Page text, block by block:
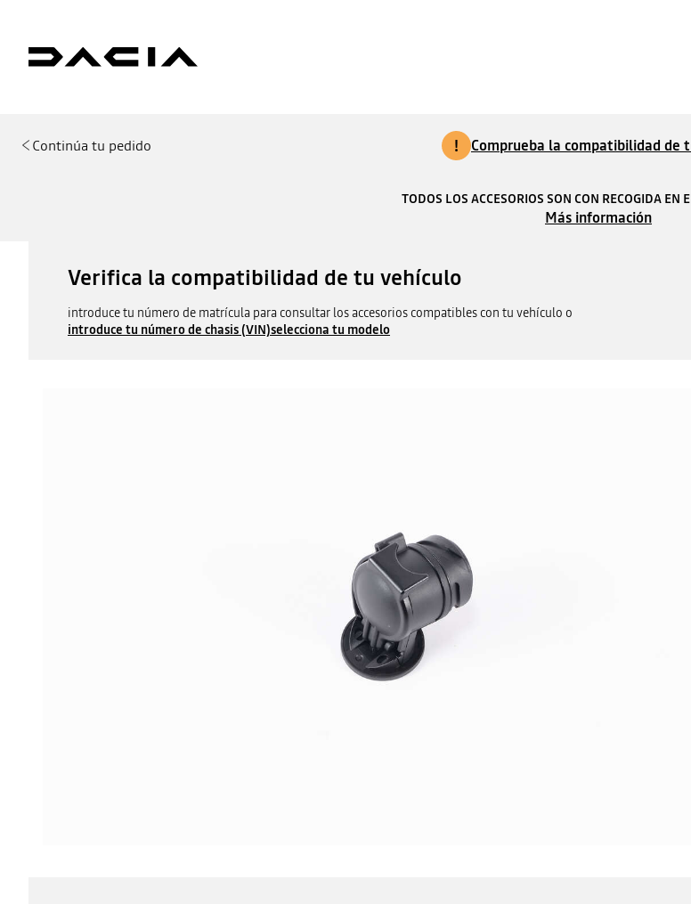
Continúa tu pedido ! Comprueba la compatibilidad de
TODOS LOS ACCESORIOS SON CON RECOGIDA EN
Más información
Verifica la compatibilidad de tu vehículo
introduce tu número de matrícula para consultar los accesorios compatibles con tu vehículo o
introduce tu número de chasis (VIN)selecciona tu modelo